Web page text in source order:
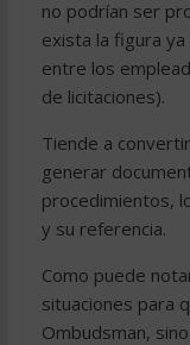
no podrían ser
exista la figura
entre los
de licitaciones).
Tiende a
generar
procedimientos,
y su referencia.
Como puede
situaciones para
Ombudsman,